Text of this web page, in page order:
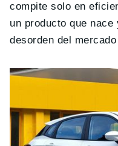
compite solo en
un producto que
desorden del